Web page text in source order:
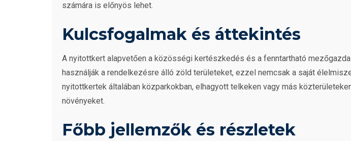
számára is előnyös lehet.
Kulcsfogalmak és áttekintés
A nyitottkert alapvetően a közösségi kertészkedés és a fenntartható
használják a rendelkezésre álló zöld területeket, ezzel nemcsak a saját
nyitottkertek általában közparkokban, elhagyott telkeken vagy más
növényeket.
Főbb jellemzők és részletek